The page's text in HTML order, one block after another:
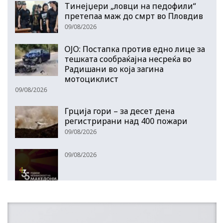
Тинејџери „ловци на педофили“
претепаа маж до смрт во Пловдив
09/08/2026
ОЈО: Постапка против едно лице за
тешката сообраќајна несреќа во
Радишани во која загина
мотоциклист
09/08/2026
Грција гори – за десет дена
регистрирани над 400 пожари
09/08/2026
09/08/2026